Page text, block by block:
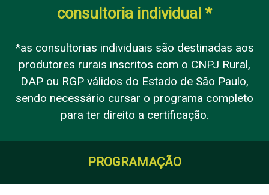
consultoria individual *
*as consultorias individuais são destinadas aos
produtores rurais inscritos com o CNPJ Rural,
DAP ou RGP válidos do Estado de São Paulo,
sendo necessário cursar o programa completo
para ter direito a certificação.
PROGRAMAÇÃO